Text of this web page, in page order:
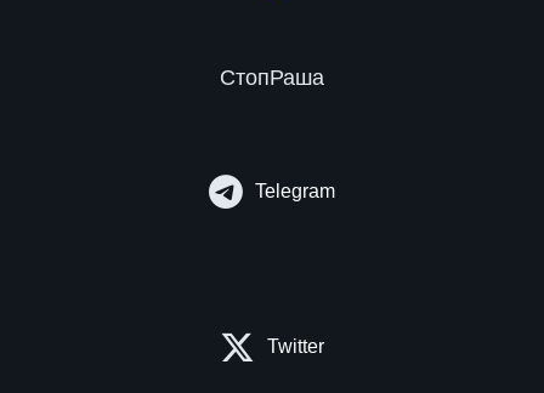
СтопРаша
Telegram
Twitter